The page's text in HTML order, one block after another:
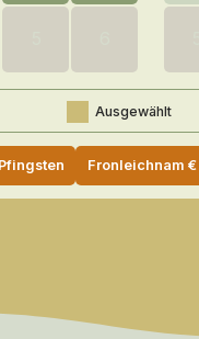
Ausgewählt
Pfingsten Fronleichnam €